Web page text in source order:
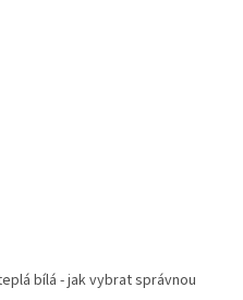
bílá - jak vybrat správnou